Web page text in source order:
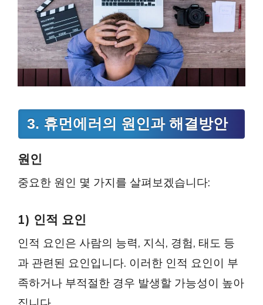
3. 휴먼에러의 원인과 해결방안
원인
중요한 원인 몇 가지를 살펴보겠습니다:
1) 인적 요인
인적 요인은 사람의 능력, 지식, 경험, 태도 등
과 관련된 요인입니다. 이러한 인적 요인이 부
족하거나 부적절한 경우 발생할 가능성이 높아